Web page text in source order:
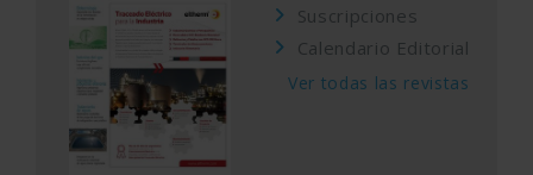
Suscripciones
Calendario Editorial
Ver todas las revistas